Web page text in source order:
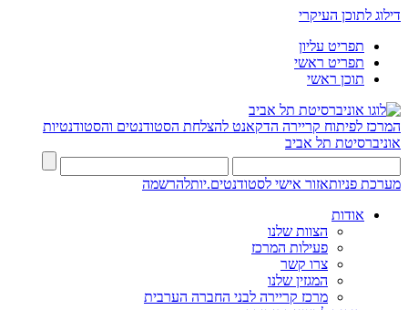
דילוג לתוכן העיקרי
תפריט עליון
תפריט ראשי
תוכן ראשי
המרכז לפיתוח קריירה הדקאנט להצלחת הסטודנטים והסטודנטיות
אוניברסיטת תל אביב
מערכת פניותאזור אישי לסטודנטים.יותלהרשמה
אודות
הצוות שלנו
פעילות המרכז
צרו קשר
המגזין שלנו
מרכז קריירה לבני החברה הערבית